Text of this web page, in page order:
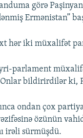
görə
Ermənistan”
hər iki müxalifət
parlament
bildirirdilər ki,
ondan çox
özünün
irəli sürmüşdü.